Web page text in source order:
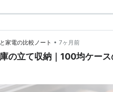
家電の比較ノート • 7ヶ月前
の立て収納｜100均ケー